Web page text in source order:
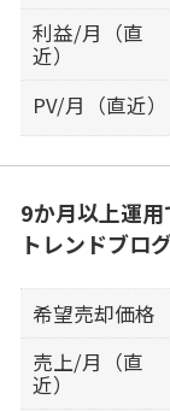
利益/月（直
近）
PV/月（直近）
9か月以上運
トレンドブロ
希望売却価格
売上/月（直
近）